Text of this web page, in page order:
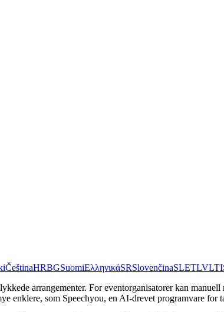
ČeštinaHRBGSuomiΕλληνικάSRSlovenčinaSLETLVLT
arrangementer. For eventorganisatorer kan
enklere, som Speechyou, en AI-drevet programvare for